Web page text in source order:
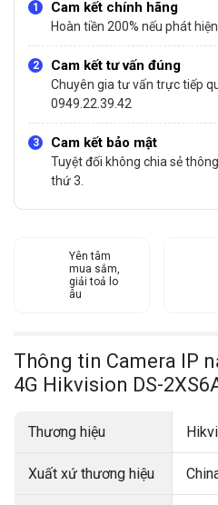
Cam kết chính hãng
Hoàn tiền 200% nếu phát
Cam kết tư vấn đúng
Chuyên gia tư vấn trực tiếp
0949.22.39.42
Cam kết bảo mật
Tuyệt đối không chia sẻ
thứ 3.
Yên tâm
mua sắm,
giải toả lo
âu
Thông tin Camera IP
4G Hikvision DS-
Thương hiệu
Xuất xứ thương hiệu